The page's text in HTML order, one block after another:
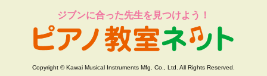
ジブンに合った先生を見つけよう！
Copyright © Kawai Musical Instruments Mfg. Co., Ltd. All Rights Reserved.